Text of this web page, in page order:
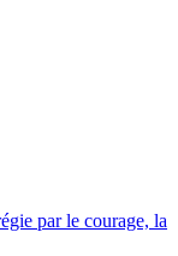
par le courage, la